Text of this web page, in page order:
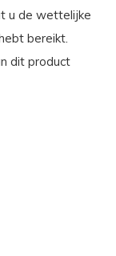
u de wettelijke
bereikt.
dit product